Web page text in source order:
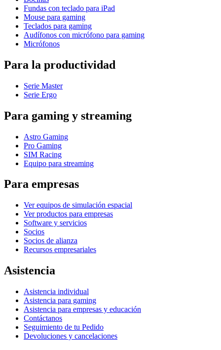
Fundas con teclado para iPad
Mouse para gaming
Teclados para gaming
Audífonos con micrófono para gaming
Micrófonos
Para la productividad
Serie Master
Serie Ergo
Para gaming y streaming
Astro Gaming
Pro Gaming
SIM Racing
Equipo para streaming
Para empresas
Ver equipos de simulación espacial
Ver productos para empresas
Software y servicios
Socios
Socios de alianza
Recursos empresariales
Asistencia
Asistencia individual
Asistencia para gaming
Asistencia para empresas y educación
Contáctanos
Seguimiento de tu Pedido
Devoluciones y cancelaciones